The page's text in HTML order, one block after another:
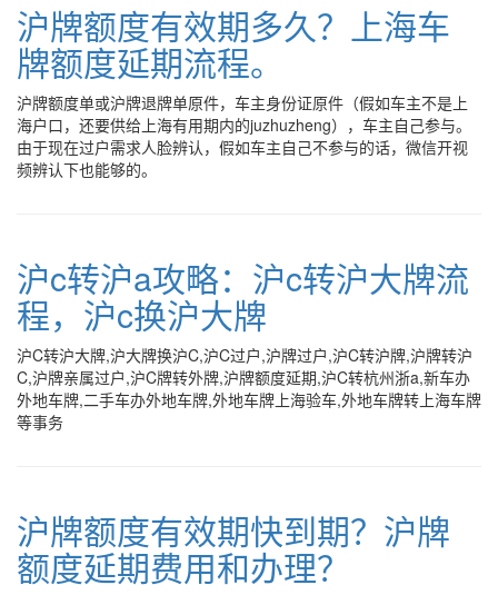
沪牌额度有效期多久？上海车
牌额度延期流程。
沪牌额度单或沪牌退牌单原件，车主身份证原件（假如车主不是上
海户口，还要供给上海有用期内的juzhuzheng），车主自己参与。
由于现在过户需求人脸辨认，假如车主自己不参与的话，微信开视
频辨认下也能够的。
沪c转沪a攻略：沪c转沪大牌流
程，沪c换沪大牌
沪C转沪大牌,沪大牌换沪C,沪C过户,沪牌过户,沪C转沪牌,沪牌转沪
C,沪牌亲属过户,沪C牌转外牌,沪牌额度延期,沪C转杭州浙a,新车办
外地车牌,二手车办外地车牌,外地车牌上海验车,外地车牌转上海车牌
等事务
沪牌额度有效期快到期？沪牌
额度延期费用和办理？